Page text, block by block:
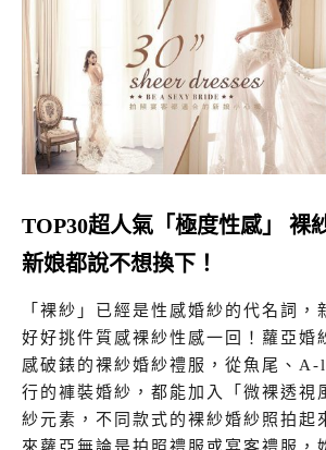
TOP30超人氣「極度性感」 裸
新娘都說不想換下！
「裸紗」已經是性感婚紗的代名詞，
好好挑件質感裸紗性感一回！蘿亞婚
感破錶的裸紗婚紗禮服，從魚尾、
行的褲裝婚紗，都能加入「微裸透視
紗元素，不同款式的裸紗婚紗照拍起
來蘿亞無論是拍照禮服或宴客禮服，